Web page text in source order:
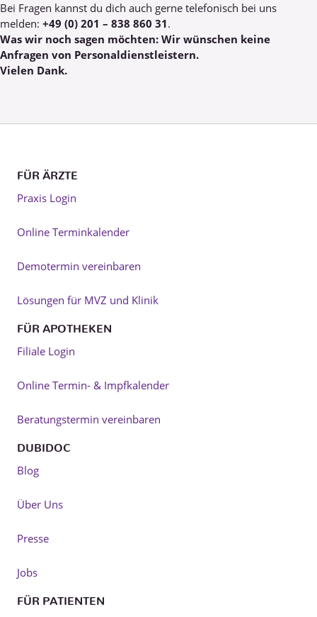
Bei Fragen kannst du dich auch gerne telefonisch bei uns
melden: +49 (0) 201 – 838 860 31.
Was wir noch sagen möchten: Wir wünschen keine
Anfragen von Personaldienstleistern.
Vielen Dank.
FÜR ÄRZTE
Praxis Login
Online Terminkalender
Demotermin vereinbaren
Lösungen für MVZ und Klinik
FÜR APOTHEKEN
Filiale Login
Online Termin- & Impfkalender
Beratungstermin vereinbaren
DUBIDOC
Blog
Über Uns
Presse
Jobs
FÜR PATIENTEN